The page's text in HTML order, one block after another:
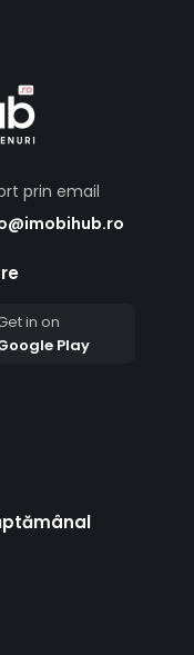
prin email
in on
Play